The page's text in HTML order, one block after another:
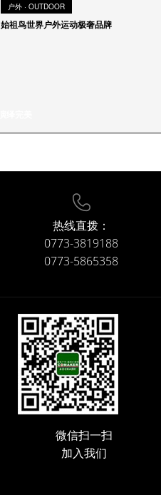
户外 · OUTDOOR
始祖鸟世界户外运动极奢品牌
热线直拨：
0773-3819188
0773-5865358
微信扫一扫
加入我们